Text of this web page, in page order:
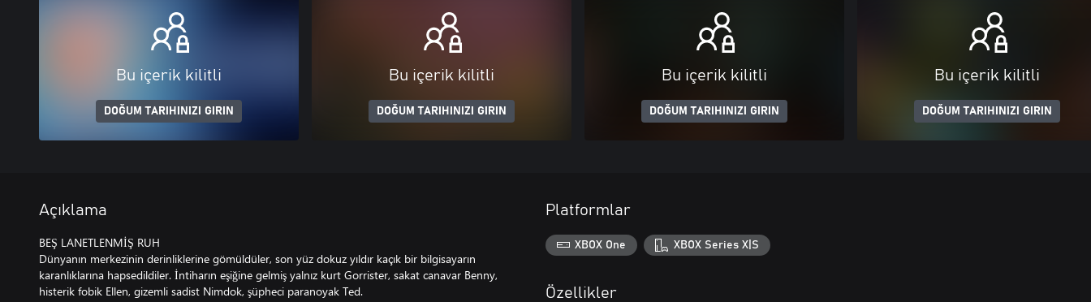
Bu içerik kilitli
DOĞUM TARIHINIZI GIRIN
Bu içerik kilitli
DOĞUM TARIHINIZI GIRIN
Bu içerik kilitli
DOĞUM TARIHINIZI GIRIN
Bu içerik kilitli
DOĞUM TARIHINIZI GIRIN
Açıklama
BEŞ LANETLENMİŞ RUH
Dünyanın merkezinin derinliklerine gömüldüler, son yüz dokuz yıldır kaçık bir bilgisayarın
karanlıklarına hapsedildiler. İntiharın eşiğine gelmiş yalnız kurt Gorrister, sakat canavar Benny,
histerik fobik Ellen, gizemli sadist Nimdok, şüpheci paranoyak Ted.
Platformlar
XBOX One XBOX Series X|S
Özellikler